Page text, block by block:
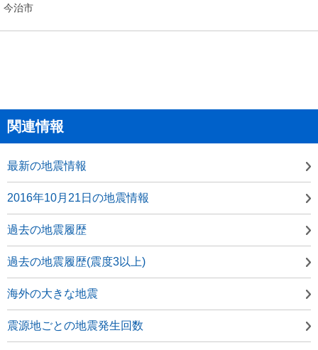
今治市
関連情報
最新の地震情報
2016年10月21日の地震情報
過去の地震履歴
過去の地震履歴(震度3以上)
海外の大きな地震
震源地ごとの地震発生回数